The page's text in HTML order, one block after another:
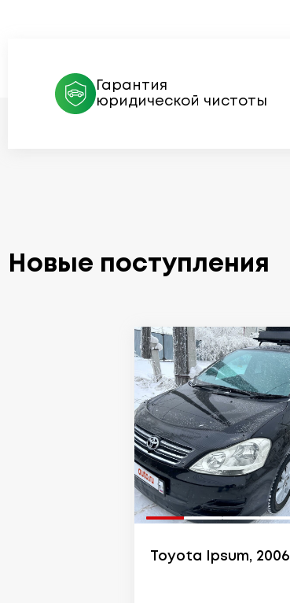
Гарантия
юридической чистоты
Новые поступления
Toyota Ipsum, 2006